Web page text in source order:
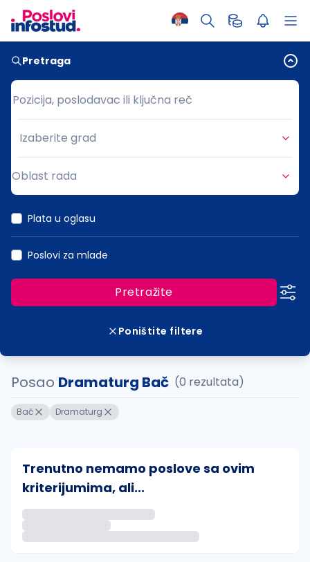
Pretraga
Pozicija, poslodavac ili ključna reč
Pozicija, poslodavac ili ključna reč
Grad
Izaberite grad
Oblast rada
Plata u oglasu
Poslovi za mlade
Pretražite
Poništite filtere
Posao Dramaturg Bač (0 rezultata)
Bač Dramaturg
Trenutno nemamo poslove sa ovim
kriterijumima, ali...